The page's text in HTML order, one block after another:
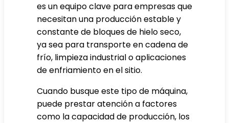
es un equipo clave para empresas que
necesitan una producción estable y
constante de bloques de hielo seco,
ya sea para transporte en cadena de
frío, limpieza industrial o aplicaciones
de enfriamiento en el sitio.
Cuando busque este tipo de máquina,
puede prestar atención a factores
como la capacidad de producción, los